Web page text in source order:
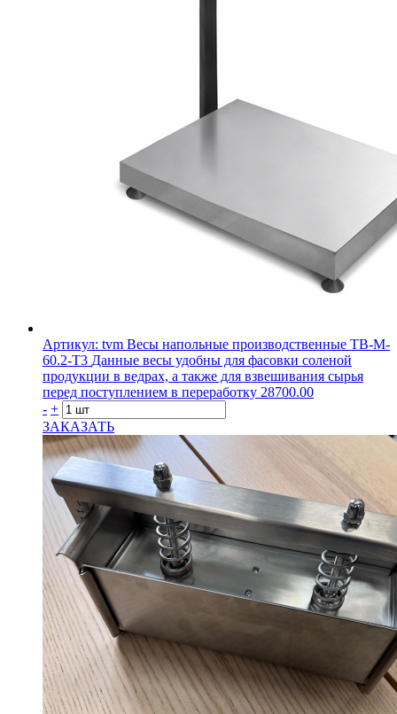
Артикул: tvm Весы напольные производственные ТВ-M-
60.2-T3 Данные весы удобны для фасовки соленой
продукции в ведрах, а также для взвешивания сырья
перед поступлением в переработку 28700.00
- +
ЗАКАЗАТЬ